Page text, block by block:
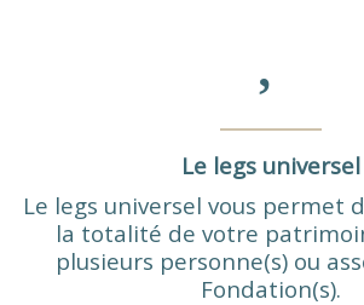
Le legs universel
Le legs universel vous permet
la totalité de votre
plusieurs personne(s) ou
Fondation(s).